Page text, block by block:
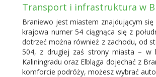
Transport i infrastruktura w
Braniewo jest miastem znajdującym
krajowa numer 54 ciągnąca się z
dotrzeć można również z zachodu, od
504, z drugiej zaś strony miasta – w
Kaliningradu oraz Elbląga dojechać z
komforcie podróży, możesz wybrać